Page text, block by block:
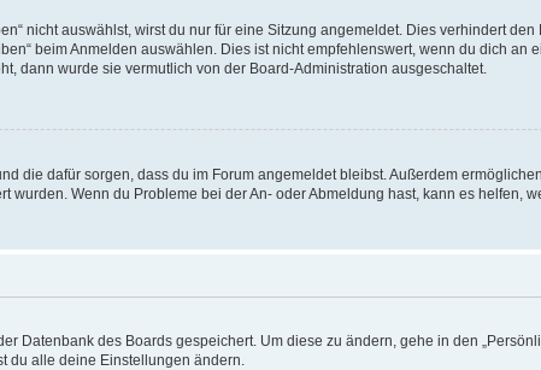
nicht auswählst, wirst du nur für eine Sitzung angemeldet. Dies verhindert
beim Anmelden auswählen. Dies ist nicht empfehlenswert, wenn du dich an
dann wurde sie vermutlich von der Board-Administration ausgeschaltet.
die dafür sorgen, dass du im Forum angemeldet bleibst. Außerdem
wurden. Wenn du Probleme bei der An- oder Abmeldung hast, kann es helfen,
Datenbank des Boards gespeichert. Um diese zu ändern, gehe in den
du alle deine Einstellungen ändern.